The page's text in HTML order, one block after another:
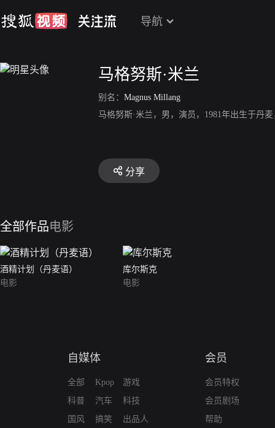
导航
马格努斯·米兰
别名： Magnus Millang
马格努斯·米兰，男，演员，1981年出生于丹
分享
全部作品电影
酒精计划（丹麦语）
电影
库尔斯克
电影
自媒体
全部
科普
国风
Kpop
汽车
搞笑
游戏
科技
出品人
会员
会员特权
会员剧场
帮助